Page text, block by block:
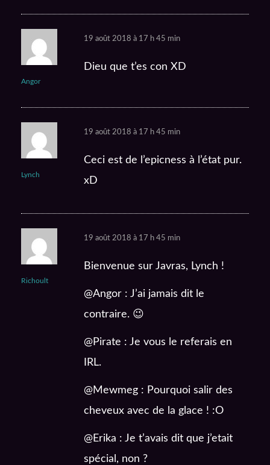
Angor
19 août 2018 à 17 h 45 min
Dieu que t’es con XD
Lynch
19 août 2018 à 17 h 45 min
Ceci est de l’epicness à l’état pur.
xD
Richoult
19 août 2018 à 17 h 45 min
Bienvenue sur Javras, Lynch !
@Angor : J’ai jamais dit le
contraire. 😉
@Pirate : Je vous le referais en
IRL.
@Mewmeg : Pourquoi salir des
cheveux avec de la glace ! :O
@Erika : Je t’avais dit que j’etait
spécial, non ?